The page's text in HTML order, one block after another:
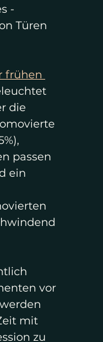
-
Türen
frühen
die
passen
ein
vor
mit
zu